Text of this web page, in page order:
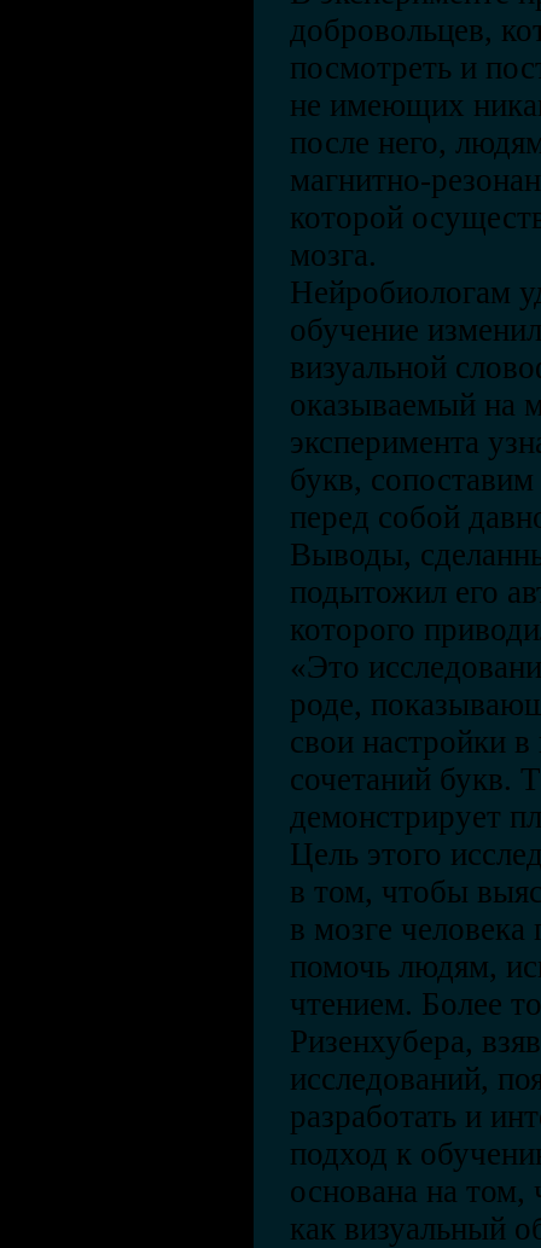
добровольцев,
посмотреть и
не имеющих
после него,
магнитно-
которой
мозга.
Нейробиологам
обучение
визуальной
оказываемый на
эксперимента
букв,
перед собой
Выводы,
подытожил его
которого
«Это
роде,
свои настройки
сочетаний букв.
демонстрирует
Цель этого
в том, чтобы
в мозге
помочь людям,
чтением. Более
Ризенхубера,
исследований,
разработать и
подход к
основана на
как визуальный